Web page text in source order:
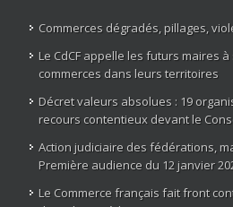
Commerces dégradés, pillages,
Le CdCF appelle les futurs maires
commerces dans leurs territoires
Décret valeurs absolues : 19
recours contentieux devant le
Action judiciaire des fédérations,
Première audience du 12 janvier
Le Commerce français fait front